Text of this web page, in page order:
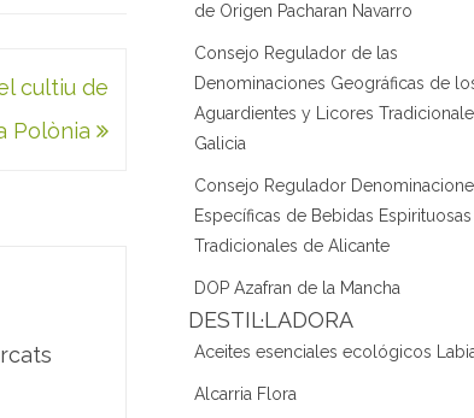
cultiu de
Polònia
de Origen Pacharan Navarro
Consejo Regulador de las
Denominaciones Geográficas de
Aguardientes y Licores
Galicia
Consejo Regulador
Específicas de Bebidas Espirituosas
Tradicionales de Alicante
DOP Azafran de la Mancha
DESTIL·LADORA
Aceites esenciales ecológicos
Alcarria Flora